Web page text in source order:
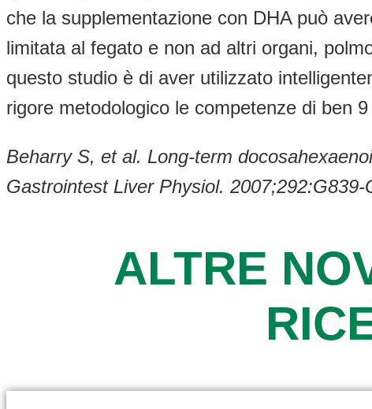
che la supplementazione con DHA può
limitata al fegato e non ad altri organi,
questo studio è di aver utilizzato
rigore metodologico le competenze di ben
Beharry S, et al. Long-term
Gastrointest Liver Physiol. 2007;292:G839-
ALTRE